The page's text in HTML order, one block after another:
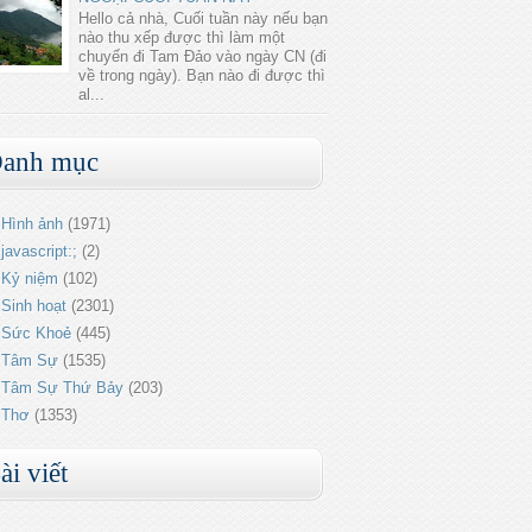
Hello cả nhà, Cuối tuần này nếu bạn
nào thu xếp được thì làm một
chuyến đi Tam Đảo vào ngày CN (đi
về trong ngày). Bạn nào đi được thì
al...
mục
Hình ảnh (1971)
javascript:; (2)
Kỷ niệm (102)
Sinh hoạt (2301)
Sức Khoẻ (445)
Tâm Sự (1535)
Tâm Sự Thứ Bảy (203)
Thơ (1353)
viết